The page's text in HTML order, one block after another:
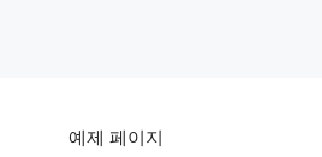
예제 페이지